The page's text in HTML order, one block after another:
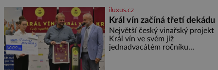
dobyvatelské hordy zastavit. Co
nedokáže žádná z asijských říší,
co nedokážou Němci – to
dokáže český král. Nebo že by
ne? Mongolové od roku 1223
postupují podél Kaspického a
iluxus.cz
Král vín začíná třetí dekádu
Největší český vinařský projekt
Král vín ve svém již
jednadvacátém ročníku